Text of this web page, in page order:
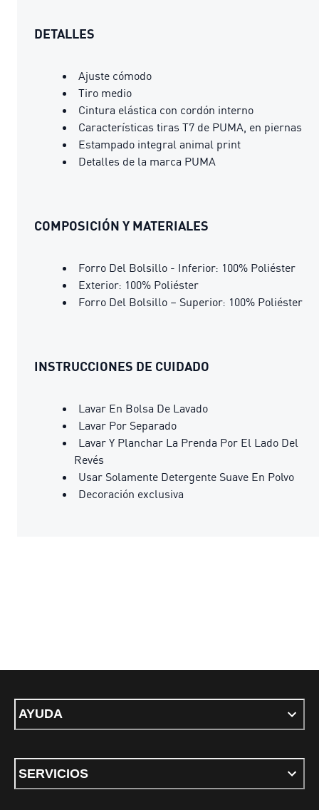
DETALLES
Ajuste cómodo
Tiro medio
Cintura elástica con cordón interno
Características tiras T7 de PUMA, en piernas
Estampado integral animal print
Detalles de la marca PUMA
COMPOSICIÓN Y MATERIALES
Forro Del Bolsillo - Inferior: 100% Poliéster
Exterior: 100% Poliéster
Forro Del Bolsillo – Superior: 100% Poliéster
INSTRUCCIONES DE CUIDADO
Lavar En Bolsa De Lavado
Lavar Por Separado
Lavar Y Planchar La Prenda Por El Lado Del
Revés
Usar Solamente Detergente Suave En Polvo
Decoración exclusiva
AYUDA
SERVICIOS